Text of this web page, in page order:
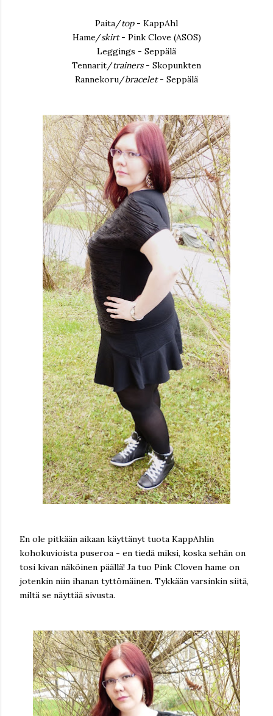
Paita/top- KappAhl
Hame/skirt- Pink Clove (ASOS)
Leggings - Seppälä
Tennarit/trainers- Skopunkten
Rannekoru/bracelet- Seppälä
En ole pitkään aikaan käyttänyt tuota KappAhlin
kohokuvioista puseroa - en tiedä miksi, koska sehän on
tosi kivan näköinen päällä! Ja tuo Pink Cloven hame on
jotenkin niin ihanan tyttömäinen. Tykkään varsinkin siitä,
miltä se näyttää sivusta.